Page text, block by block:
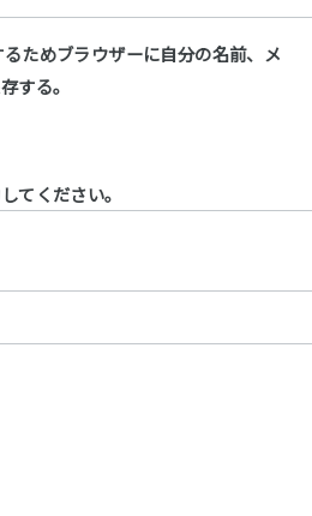
ためブラウザーに自分の名前、メ
する。
てください。